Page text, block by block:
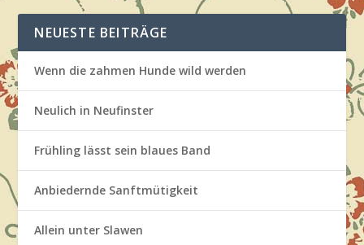
NEUESTE BEITRÄGE
Wenn die zahmen Hunde wild werden
Neulich in Neufinster
Frühling lässt sein blaues Band
Anbiedernde Sanftmütigkeit
Allein unter Slawen